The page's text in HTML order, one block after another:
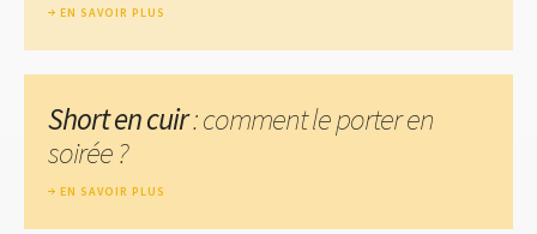
EN SAVOIR PLUS
Short en cuir: comment le porter en
soirée ?
EN SAVOIR PLUS